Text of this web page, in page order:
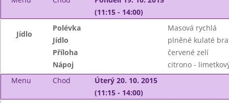
(11:15 - 14:00)
Jídlo
Polévka
Masová rychlá
Jídlo
plněné kulaté
Příloha
červené zelí
Nápoj
citrono -
Menu
Chod
Úterý 20. 10. 2015
(11:15 - 14:00)